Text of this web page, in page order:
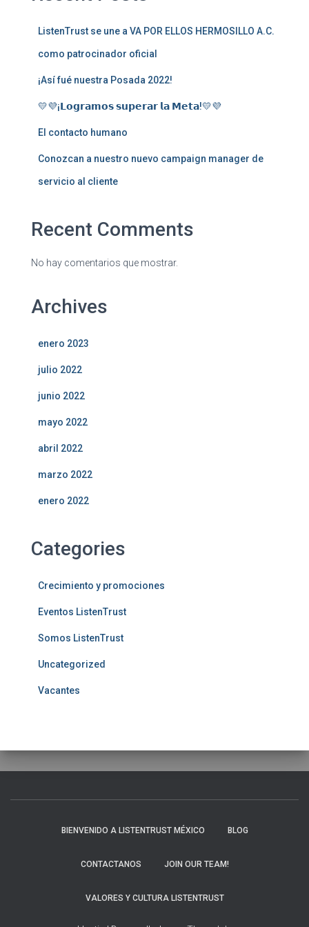
ListenTrust se une a VA POR ELLOS HERMOSILLO A.C.
como patrocinador oficial
¡Así fué nuestra Posada 2022!
💛💜¡𝗟𝗼𝗴𝗿𝗮𝗺𝗼𝘀 𝘀𝘂𝗽𝗲𝗿𝗮𝗿 𝗹𝗮 𝗠𝗲𝘁𝗮!💛💜
El contacto humano
Conozcan a nuestro nuevo campaign manager de
servicio al cliente
Recent Comments
No hay comentarios que mostrar.
Archives
enero 2023
julio 2022
junio 2022
mayo 2022
abril 2022
marzo 2022
enero 2022
Categories
Crecimiento y promociones
Eventos ListenTrust
Somos ListenTrust
Uncategorized
Vacantes
BIENVENIDO A LISTENTRUST MÉXICO BLOG
CONTACTANOS JOIN OUR TEAM!
VALORES Y CULTURA LISTENTRUST